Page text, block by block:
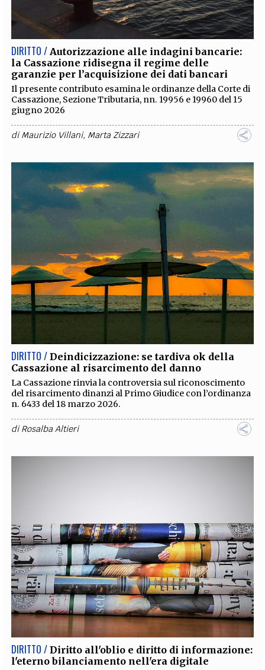
EXTRA
CODICI RUBRICHE PROCEEDINGS PUBBLICITÀ CONTATTI
SOCIAL MEDIA
DIRITTO / Autorizzazione alle indagini bancarie:
la Cassazione ridisegna il regime delle
garanzie per l’acquisizione dei dati bancari
Il presente contributo esamina le ordinanze della Corte di
Cassazione, Sezione Tributaria, nn. 19956 e 19960 del 15
giugno 2026
diMaurizio Villani, Marta Zizzari
DIRITTO / Deindicizzazione: se tardiva ok della
Cassazione al risarcimento del danno
La Cassazione rinvia la controversia sul riconoscimento
del risarcimento dinanzi al Primo Giudice con l’ordinanza
n. 6433 del 18 marzo 2026.
diRosalba Altieri
DIRITTO / Diritto all'oblio e diritto di informazione:
l'eterno bilanciamento nell'era digitale